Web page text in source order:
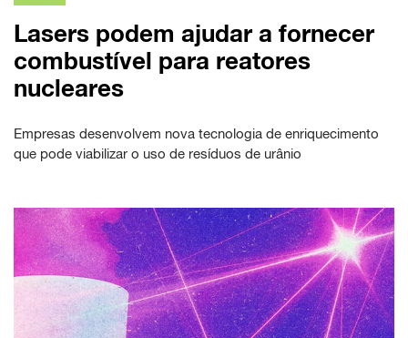
Lasers podem ajudar a fornecer
combustível para reatores
nucleares
Empresas desenvolvem nova tecnologia de enriquecimento
que pode viabilizar o uso de resíduos de urânio